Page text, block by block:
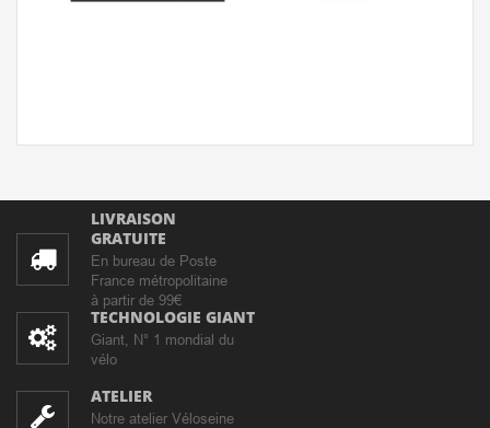
LIVRAISON
GRATUITE
En bureau de Poste
France métropolitaine
à partir de 99€
TECHNOLOGIE GIANT
Giant, N° 1 mondial du
vélo
ATELIER
Notre atelier Véloseine